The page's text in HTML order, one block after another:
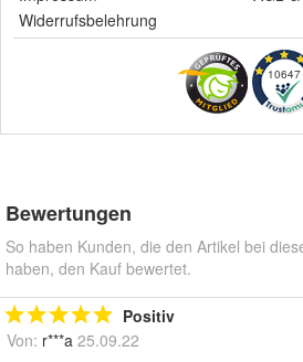
Widerrufsbelehrung
10647
Bewertungen
So haben Kunden, die den Artikel bei
haben, den Kauf bewertet.
Positiv
Von: r***a 25.09.22